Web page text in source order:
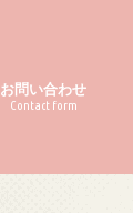
お問い合わせ
Contact form